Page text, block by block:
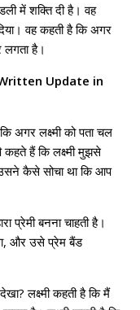
में शक्ति दी है। वह
वह कहती है कि अगर
लगता है।
Update in
अगर लक्ष्मी को पता चल
हैं कि लक्ष्मी मुझसे
कैसे सोचा था कि आप
प्रेमी बनना चाहती है।
और उसे प्रेम बैंड
लक्ष्मी कहती है कि मैं